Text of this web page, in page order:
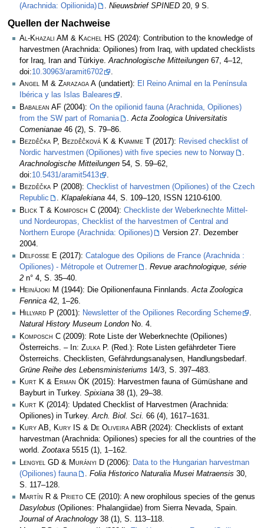
(Arachnida: Opilionida)
. Nieuwsbrief SPINED 20, 9 S.
Quellen der Nachweise
Al-Khazali AM & Kachel HS (2024): Contribution to the knowledge of
harvestmen (Arachnida: Opiliones) from Iraq, with updated checklists
for Iraq, Iran and Türkiye.Arachnologische Mitteilungen 67, 4–12,
doi:10.30963/aramit6702
.
Angel M & Zarazaga A (undatiert): El Reino Animal en la Península
Ibérica y las Islas Baleares
.
Babalean AF (2004): On the opilionid fauna (Arachnida, Opiliones)
from the SW part of Romania
Acta Zoologica Universitatis
Comenianae 46 (2), S. 79–86.
Bezděčka P, Bezděčková K & Kvamme T
(2017): Revised checklist of
Nordic harvestmen (Opiliones) with five species new to Norway
.
Arachnologische Mitteilungen 54, S. 59–62,
doi:10.5431/aramit5413
.
Bezděčka P (2008): Checklist of harvestmen (Opiliones) of the Czech
Republic
. Klapalekiana 44, S. 109–120, ISSN 1210-6100.
Blick T & Komposch C (2004): Checkliste der Weberknechte Mittel-
und Nordeuropas, Checklist of the harvestmen of Central and
Northern Europe (Arachnida: Opiliones)
Version 27. Dezember
2004.
Delfosse E (2017): Catalogue des Opilions de France (Arachnida :
Opiliones) - Métropole et Outremer
Revue arachnologique, série
2 n° 4, S. 35–40.
Heinäjoki M (1944): Die Opilionenfauna Finnlands.Acta Zoologica
Fennica 42, 1–26.
Hillyard P (2001): Newsletter of the Opiliones Recording Scheme
.
Natural History Museum London No. 4.
Komposch C (2009): Rote Liste der Weberknechte (Opiliones)
Österreichs. – In: Zulka P. (Red.): Rote Listen gefährdeter Tiere
Österreichs. Checklisten, Gefährdungsanalysen, Handlungsbedarf.
Grüne Reihe des Lebensministeriums 14/3, S. 397–483.
Kurt K & Erman ÖK (2015): Harvestmen fauna of Gümüshane and
Bayburt in Turkey. Spixiana 38 (1), 29–38.
Kurt K (2014): Updated Checklist of Harvestmen (Arachnida:
Opiliones) in Turkey.Arch. Biol. Sci. 66 (4), 1617–1631.
Kury AB, Kury IS & De Oliveira ABR (2024): Checklists of extant
harvestman (Arachnida: Opiliones) species for all the countries of the
world.Zootaxa 5515 (1), 1–162.
Lengyel GD & Murányi D (2006): Data to the Hungarian harvestman
(Opiliones) fauna
Folia Historico Naturalia Musei Matraensis 30,
S. 117–128.
Martín R & Prieto CE (2010): A new orophilous species of the genus
Dasylobus (Opiliones: Phalangiidae) from Sierra Nevada, Spain.
Journal of Arachnology 38 (1), S. 113–118.